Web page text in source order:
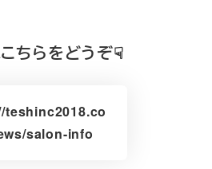
ちらをどうぞ☟
teshinc2018.co
salon-info